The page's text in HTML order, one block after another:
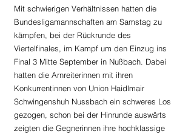
Mit schwierigen Verhältnissen hatten die
Bundesligamannschaften am Samstag zu
kämpfen, bei der Rückrunde des
Viertelfinales, im Kampf um den Einzug ins
Final 3 Mitte September in Nußbach. Dabei
hatten die Arnreiterinnen mit ihren
Konkurrentinnen von Union Haidlmair
Schwingenshuh Nussbach ein schweres Los
gezogen, schon bei der Hinrunde auswärts
zeigten die Gegnerinnen ihre hochklassige